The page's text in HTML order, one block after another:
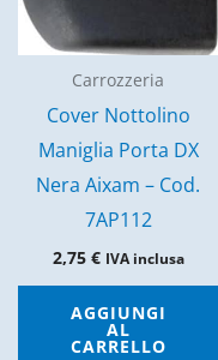
Carrozzeria
Cover Nottolino
Maniglia Porta DX
Nera Aixam – Cod.
7AP112
2,75 € IVA inclusa
AGGIUNGI
AL
CARRELLO